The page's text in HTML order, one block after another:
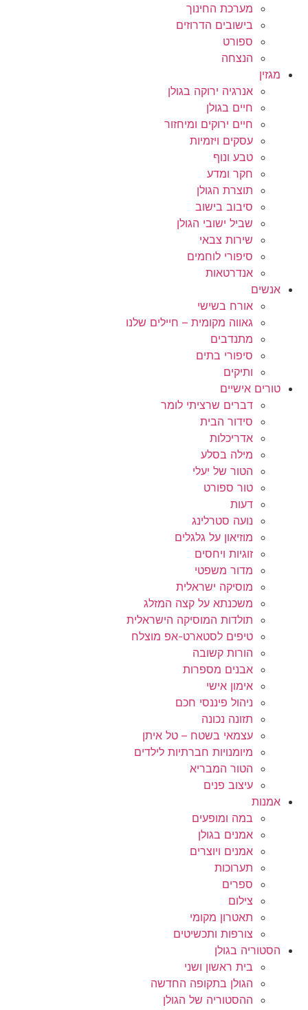
מערכת החינוך
בישובים הדרוזים
ספורט
הנצחה
מגזין
אנרגיה ירוקה בגולן
חיים בגולן
חיים ירוקים ומיחזור
עסקים ויזמיות
טבע ונוף
חקר ומדע
תוצרת הגולן
סיבוב בישוב
שביל ישובי הגולן
שירות צבאי
סיפורי לוחמים
אנדרטאות
אנשים
אורח בשישי
גאווה מקומית – חיילים שלנו
מתנדבים
סיפורי בתים
ותיקים
טורים אישיים
דברים שרציתי לומר
סידור הבית
אדריכלות
מילה בסלע
הטור של יעלי
טור ספורט
דעות
נועה סטרלינג
מוזיאון על גלגלים
זוגיות ויחסים
מדור משפטי
מוסיקה ישראלית
משכנתא על קצה המזלג
תולדות המוסיקה הישראלית
טיפים לסטארט-אפ מוצלח
הורות קשובה
אבנים מספרות
אימון אישי
ניהול פיננסי חכם
תזונה נכונה
עצמאי בשטח – טל איתן
מיומנויות חברתיות לילדים
הטור המבריא
עיצוב פנים
אמנות
במה ומופעים
אמנים בגולן
אמנים ויוצרים
תערוכות
ספרים
צילום
תאטרון מקומי
צורפות ותכשיטים
הסטוריה בגולן
בית ראשון ושני
הגולן בתקופה החדשה
ההסטוריה של הגולן